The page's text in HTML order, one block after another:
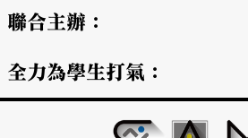
聯合主辦：
全力為學生打氣：